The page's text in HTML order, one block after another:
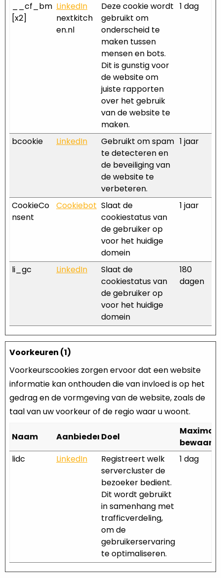
__cf_bm
[x2]
LinkedIn
nextkitch
en.nl
Deze cookie wordt
gebruikt om
onderscheid te
maken tussen
mensen en bots.
Dit is gunstig voor
de website om
juiste rapporten
over het gebruik
van de website te
maken.
1 dag
bcookie LinkedIn
Gebruikt om spam
te detecteren en
de beveiliging van
de website te
verbeteren.
1 jaar
CookieCo
nsent
Cookiebot Slaat de
cookiestatus van
de gebruiker op
voor het huidige
domein
1 jaar
li_gc LinkedIn
Slaat de
cookiestatus van
de gebruiker op
voor het huidige
domein
180
dagen
Voorkeuren (1)
Voorkeurscookies zorgen ervoor dat een website
informatie kan onthouden die van invloed is op het
gedrag en de vormgeving van de website, zoals de
taal van uw voorkeur of de regio waar u woont.
Naam Aanbieder Doel
Maximale
lidc
LinkedIn
Registreert welk
servercluster de
bezoeker bedient.
Dit wordt gebruikt
in samenhang met
trafficverdeling,
om de
gebruikerservaring
te optimaliseren.
1 dag